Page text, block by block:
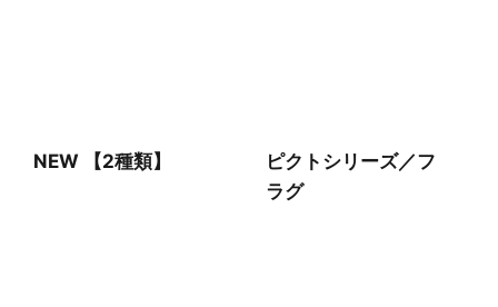
NEW 【2種類】
ピクトシリーズ／フ
ラグ